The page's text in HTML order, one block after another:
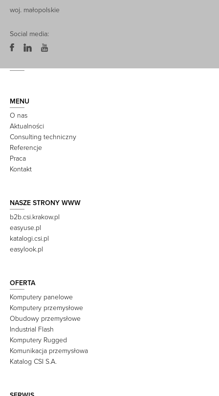
woj. małopolskie
Social media:
MENU
O nas
Aktualności
Consulting techniczny
Referencje
Praca
Kontakt
NASZE STRONY WWW
b2b.csi.krakow.pl
easyuse.pl
katalogi.csi.pl
easylook.pl
OFERTA
Komputery panelowe
Komputery przemysłowe
Obudowy przemysłowe
Industrial Flash
Komputery Rugged
Komunikacja przemysłowa
Katalog CSI S.A.